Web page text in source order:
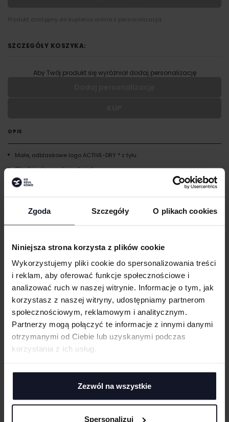
Zgoda Szczegóły O plikach cookies
Niniejsza strona korzysta z plików cookie
Wykorzystujemy pliki cookie do spersonalizowania treści
i reklam, aby oferować funkcje społecznościowe i
analizować ruch w naszej witrynie. Informacje o tym, jak
korzystasz z naszej witryny, udostępniamy partnerom
społecznościowym, reklamowym i analitycznym.
Partnerzy mogą połączyć te informacje z innymi danymi
otrzymanymi od Ciebie lub uzyskanymi podczas
korzystania z ich usług.
Zezwól na wszystkie
Spersonalizuj
OPIS
Małe, odblaskowe logo ACTIVE-DRY ° z tyłu
Gładki i elegancki materiał
Dekoracyjne szwy płaskie na ramionach
Mała metka rozmiarowa na karku
Metka dot. pielęgnacji w szwie bocznym
Możliwość prania w temp. do 40°C
Dopasowany fason
GRAMATURA I SKŁAD
PRANIE I PIELĘGNACJA
CERTYFIKATY
Haft komputerowy to technologia pozwalająca wykonywać zdobienia
poliestrowymi nićmi za pomocą specjalnych maszyn haftujących. W
TABELA ROZMIARÓW
Produkt dostępny do kupienia online z personalizacją
SZCZEGÓŁY KOSZYKA:
Aby Twój produkt się wyróżniał dodaj personalizację
UMIEJSCOWIENIE
WIELKOŚĆ
W:
UWAGI
ANULUJ